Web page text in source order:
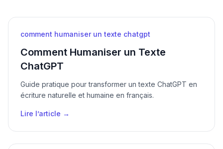
comment humaniser un texte chatgpt
Comment Humaniser un Texte
ChatGPT
Guide pratique pour transformer un texte ChatGPT en
écriture naturelle et humaine en français.
Lire l’article →